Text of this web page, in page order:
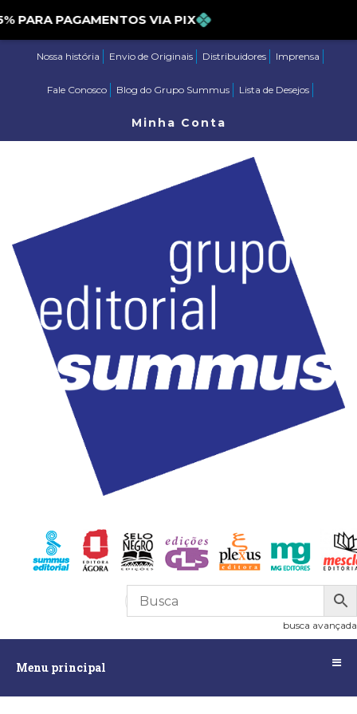
PAGAMENTOS VIA PIX
Nossa história Envio de Originais Distribuidores Imprensa
Fale Conosco Blog do Grupo Summus Lista de Desejos
Minha Conta
R$0,00
busca avançada
Menu principal
principalAssuntos